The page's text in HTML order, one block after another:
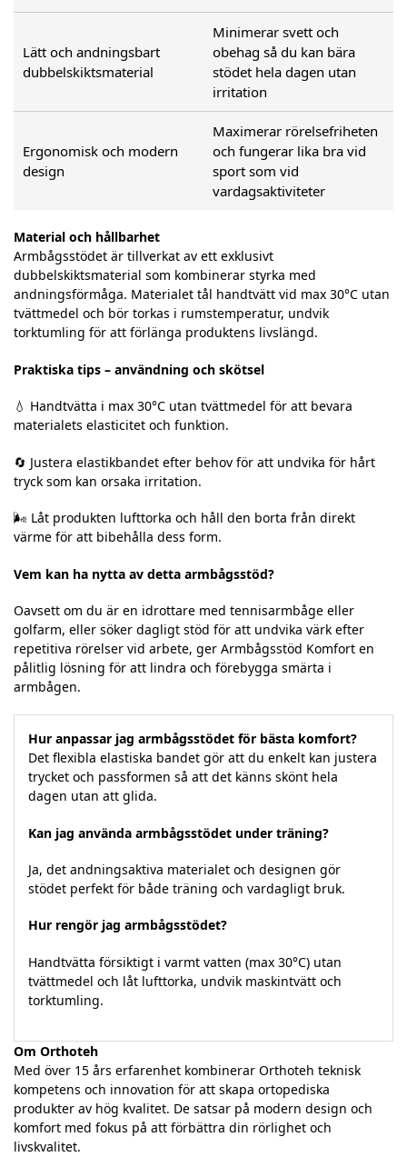
Lätt och andningsbart
dubbelskiktsmaterial
Minimerar svett och
obehag så du kan bära
stödet hela dagen utan
irritation
Ergonomisk och modern
design
Maximerar rörelsefriheten
och fungerar lika bra vid
sport som vid
vardagsaktiviteter
Material och hållbarhet
Armbågsstödet är tillverkat av ett exklusivt
dubbelskiktsmaterial som kombinerar styrka med
andningsförmåga. Materialet tål handtvätt vid max 30°C utan
tvättmedel och bör torkas i rumstemperatur, undvik
torktumling för att förlänga produktens livslängd.
Praktiska tips – användning och skötsel
💧 Handtvätta i max 30°C utan tvättmedel för att bevara
materialets elasticitet och funktion.
🔄 Justera elastikbandet efter behov för att undvika för hårt
tryck som kan orsaka irritation.
🌬️ Låt produkten lufttorka och håll den borta från direkt
värme för att bibehålla dess form.
Vem kan ha nytta av detta armbågsstöd?
Oavsett om du är en idrottare med tennisarmbåge eller
golfarm, eller söker dagligt stöd för att undvika värk efter
repetitiva rörelser vid arbete, ger Armbågsstöd Komfort en
pålitlig lösning för att lindra och förebygga smärta i
armbågen.
Hur anpassar jag armbågsstödet för bästa komfort?
Det flexibla elastiska bandet gör att du enkelt kan justera
trycket och passformen så att det känns skönt hela
dagen utan att glida.
Kan jag använda armbågsstödet under träning?
Ja, det andningsaktiva materialet och designen gör
stödet perfekt för både träning och vardagligt bruk.
Hur rengör jag armbågsstödet?
Handtvätta försiktigt i varmt vatten (max 30°C) utan
tvättmedel och låt lufttorka, undvik maskintvätt och
torktumling.
Om Orthoteh
Med över 15 års erfarenhet kombinerar Orthoteh teknisk
kompetens och innovation för att skapa ortopediska
produkter av hög kvalitet. De satsar på modern design och
komfort med fokus på att förbättra din rörlighet och
livskvalitet.